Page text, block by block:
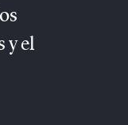
y el